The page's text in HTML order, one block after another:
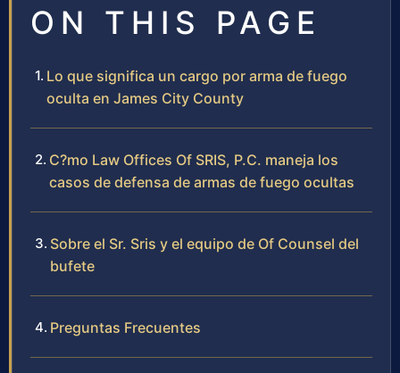
ON THIS PAGE
Lo que significa un cargo por arma de fuego
oculta en James City County
C?mo Law Offices Of SRIS, P.C. maneja los
casos de defensa de armas de fuego ocultas
Sobre el Sr. Sris y el equipo de Of Counsel del
bufete
Preguntas Frecuentes